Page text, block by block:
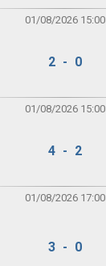
01/08/2026 15:00
2 - 0
01/08/2026 15:00
4 - 2
01/08/2026 17:00
3 - 0